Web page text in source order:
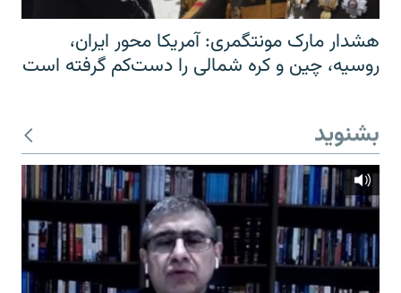
هشدار مارک مونتگمری: آمریکا محور ایران،
روسیه، چین و کره شمالی را دست‌کم گرفته است
بشنوید